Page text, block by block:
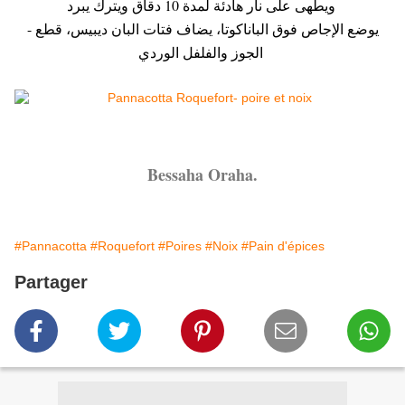
- يوضع الإجاص فوق الباناكوتا، يضاف فتات البان ديبيس، قطع
Bessaha Oraha.
#Pannacotta #Roquefort #Poires #Noix #Pain d'épices
Partager